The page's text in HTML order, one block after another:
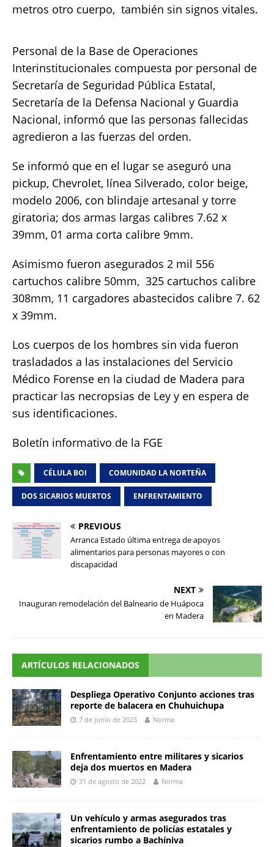
metros otro cuerpo, también sin signos vitales.
Personal de la Base de Operaciones
Interinstitucionales compuesta por personal de
Secretaría de Seguridad Pública Estatal,
Secretaría de la Defensa Nacional y Guardia
Nacional, informó que las personas fallecidas
agredieron a las fuerzas del orden.
Se informó que en el lugar se aseguró una
pickup, Chevrolet, línea Silverado, color beige,
modelo 2006, con blindaje artesanal y torre
giratoria; dos armas largas calibres 7.62 x
39mm, 01 arma corta calibre 9mm.
Asimismo fueron asegurados 2 mil 556
cartuchos calibre 50mm, 325 cartuchos calibre
308mm, 11 cargadores abastecidos calibre 7. 62
x 39mm.
Los cuerpos de los hombres sin vida fueron
trasladados a las instalaciones del Servicio
Médico Forense en la ciudad de Madera para
practicar las necropsias de Ley y en espera de
sus identificaciones.
Boletín informativo de la FGE
CÉLULA BOI COMUNIDAD LA NORTEÑA
DOS SICARIOS MUERTOS ENFRENTAMIENTO
PREVIOUS
Arranca Estado última entrega de apoyos
alimentarios para personas mayores o con
discapacidad
NEXT
Inauguran remodelación del Balneario de Huápoca
en Madera
ARTÍCULOS RELACIONADOS
Despliega Operativo Conjunto acciones tras
reporte de balacera en Chuhuichupa
7 de junio de 2023 Norma
Enfrentamiento entre militares y sicarios
deja dos muertos en Madera
31 de agosto de 2022 Norma
Un vehículo y armas asegurados tras
enfrentamiento de policías estatales y
sicarios rumbo a Bachíniva